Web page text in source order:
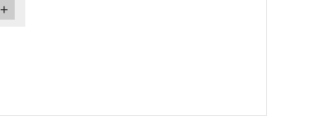
+